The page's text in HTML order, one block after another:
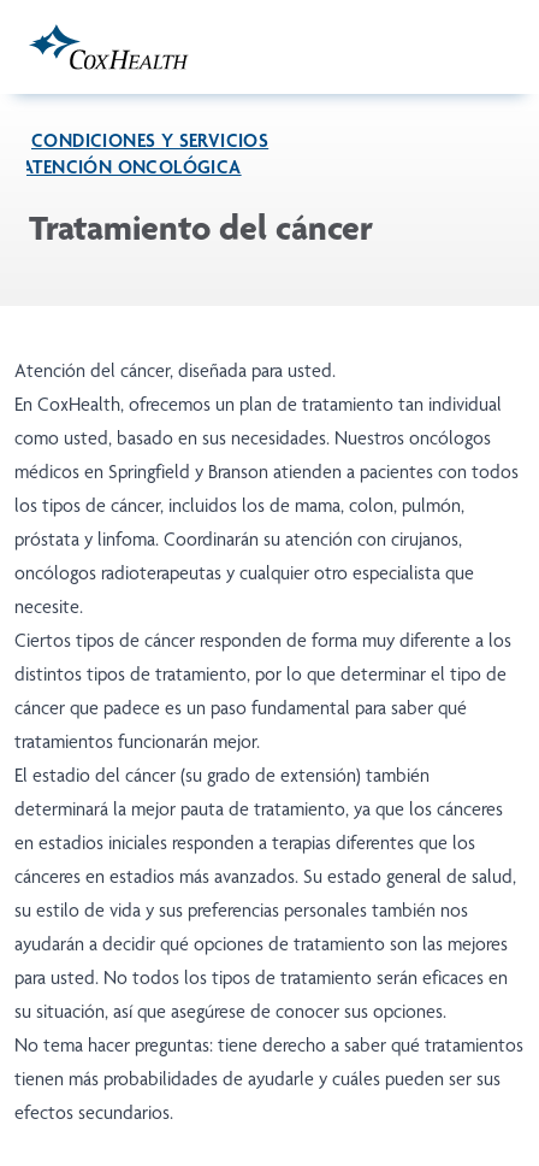
CONDICIONES Y SERVICIOS
ATENCIÓN ONCOLÓGICA
Tratamiento del cáncer
Atención del cáncer, diseñada para usted.
En CoxHealth, ofrecemos un plan de tratamiento tan individual
como usted, basado en sus necesidades. Nuestros oncólogos
médicos en Springfield y Branson atienden a pacientes con todos
los tipos de cáncer, incluidos los de mama, colon, pulmón,
próstata y linfoma. Coordinarán su atención con cirujanos,
oncólogos radioterapeutas y cualquier otro especialista que
necesite.
Ciertos tipos de cáncer responden de forma muy diferente a los
distintos tipos de tratamiento, por lo que determinar el tipo de
cáncer que padece es un paso fundamental para saber qué
tratamientos funcionarán mejor.
El estadio del cáncer (su grado de extensión) también
determinará la mejor pauta de tratamiento, ya que los cánceres
en estadios iniciales responden a terapias diferentes que los
cánceres en estadios más avanzados. Su estado general de salud,
su estilo de vida y sus preferencias personales también nos
ayudarán a decidir qué opciones de tratamiento son las mejores
para usted. No todos los tipos de tratamiento serán eficaces en
su situación, así que asegúrese de conocer sus opciones.
No tema hacer preguntas: tiene derecho a saber qué tratamientos
tienen más probabilidades de ayudarle y cuáles pueden ser sus
efectos secundarios.